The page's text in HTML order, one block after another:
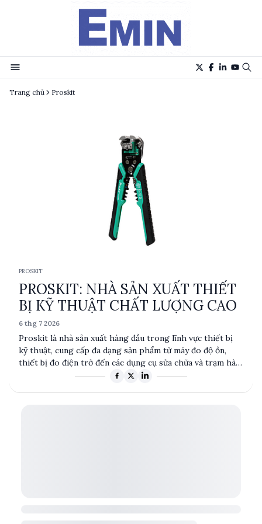
Trang chủ Proskit
PROSKIT
PROSKIT: NHÀ SẢN XUẤT THIẾT
BỊ KỸ THUẬT CHẤT LƯỢNG CAO
6 thg 7 2026
Proskit là nhà sản xuất hàng đầu trong lĩnh vực thiết bị
kỹ thuật, cung cấp đa dạng sản phẩm từ máy đo độ ồn,
thiết bị đo điện trở đến các dụng cụ sửa chữa và trạm hàn.
Với chất lượng và độ tin cậy cao, sản phẩm của Proskit